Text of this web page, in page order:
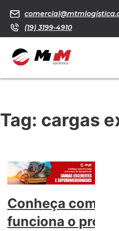
(19) 3199-4910
Tag: cargas
Conheça como
funciona o